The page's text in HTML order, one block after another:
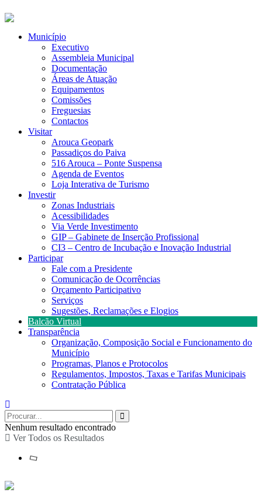
Município
Executivo
Assembleia Municipal
Documentação
Áreas de Atuação
Equipamentos
Comissões
Freguesias
Contactos
Visitar
Arouca Geopark
Passadiços do Paiva
516 Arouca – Ponte Suspensa
Agenda de Eventos
Loja Interativa de Turismo
Investir
Zonas Industriais
Acessibilidades
Via Verde Investimento
GIP – Gabinete de Inserção Profissional
CI3 – Centro de Incubação e Inovação Industrial
Participar
Fale com a Presidente
Comunicação de Ocorrências
Orçamento Participativo
Serviços
Sugestões, Reclamações e Elogios
Balcão Virtual
Transparência
Organização, Composição Social e Funcionamento do
Município
Programas, Planos e Protocolos
Regulamentos, Impostos, Taxas e Tarifas Municipais
Contratação Pública
Nenhum resultado encontrado
Ver Todos os Resultados